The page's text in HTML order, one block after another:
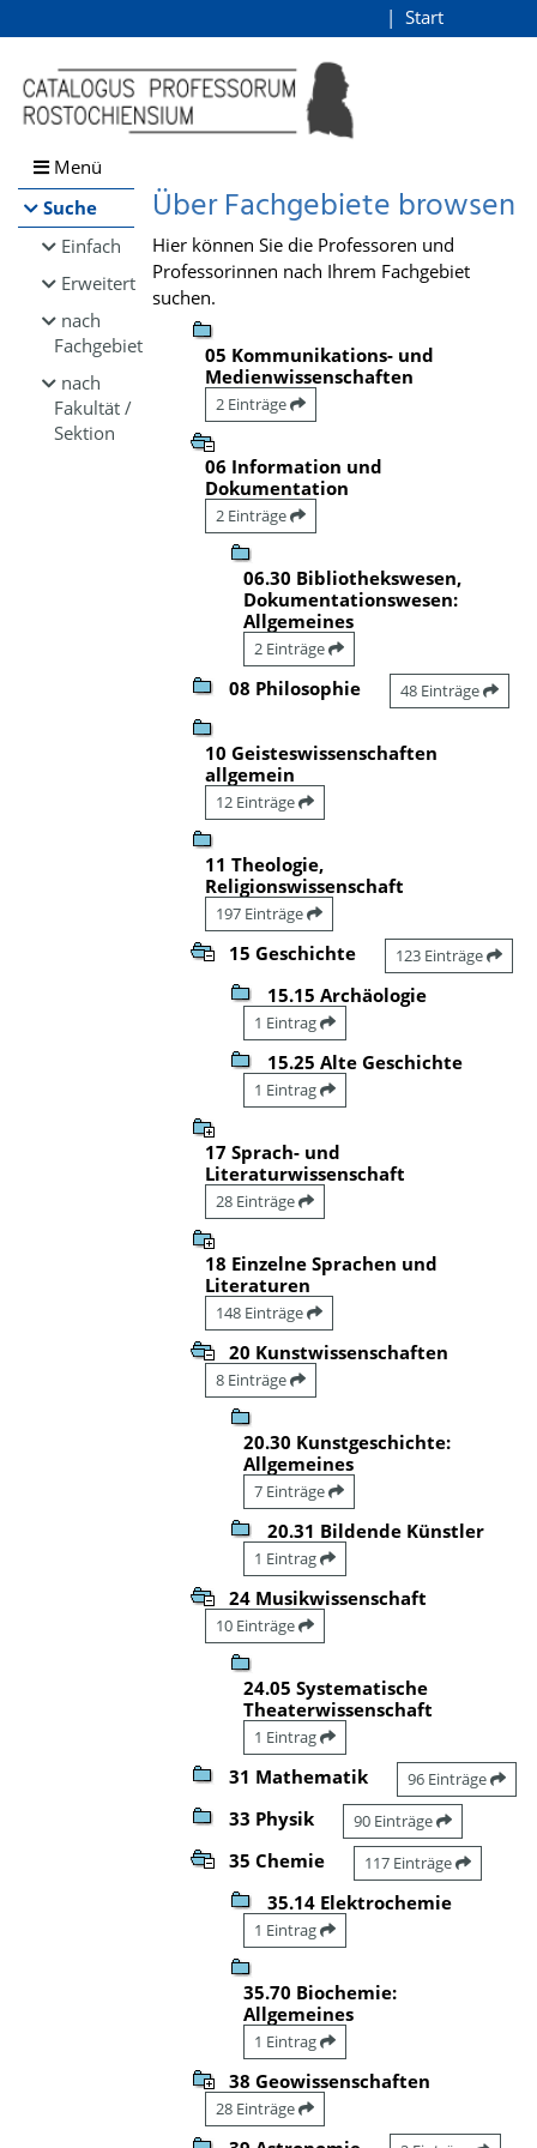
Browsen
direkt zum Inhalt
Start
Menü
Suche
Einfach
Erweitert
nach
Fachgebiet
nach
Fakultät /
Sektion
Über Fachgebiete browsen
Hier können Sie die Professoren und
Professorinnen nach Ihrem Fachgebiet
suchen.
05 Kommunikations- und
Medienwissenschaften
2 Einträge
06 Information und
Dokumentation
2 Einträge
06.30 Bibliothekswesen,
Dokumentationswesen:
Allgemeines
2 Einträge
08 Philosophie 48 Einträge
10 Geisteswissenschaften
allgemein
12 Einträge
11 Theologie,
Religionswissenschaft
197 Einträge
15 Geschichte 123 Einträge
15.15 Archäologie
1 Eintrag
15.25 Alte Geschichte
1 Eintrag
17 Sprach- und
Literaturwissenschaft
28 Einträge
18 Einzelne Sprachen und
Literaturen
148 Einträge
20 Kunstwissenschaften
8 Einträge
20.30 Kunstgeschichte:
Allgemeines
7 Einträge
20.31 Bildende Künstler
1 Eintrag
24 Musikwissenschaft
10 Einträge
24.05 Systematische
Theaterwissenschaft
1 Eintrag
31 Mathematik 96 Einträge
33 Physik 90 Einträge
35 Chemie 117 Einträge
35.14 Elektrochemie
1 Eintrag
35.70 Biochemie:
Allgemeines
1 Eintrag
38 Geowissenschaften
28 Einträge